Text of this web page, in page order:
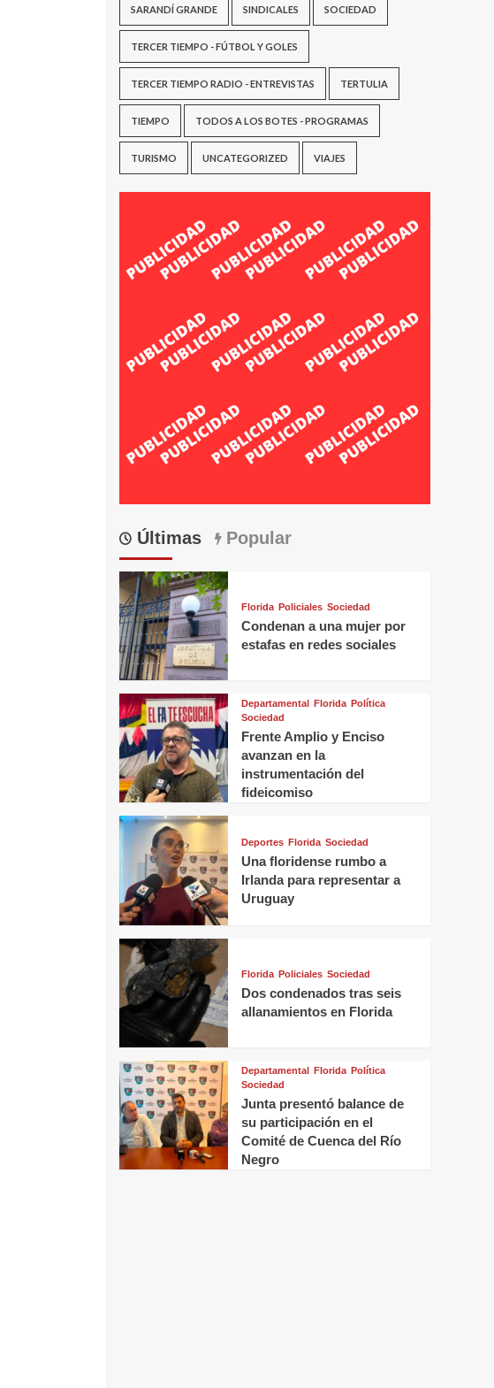
SARANDÍ GRANDE SINDICALES SOCIEDAD
TERCER TIEMPO - FÚTBOL Y GOLES
TERCER TIEMPO RADIO - ENTREVISTAS TERTULIA
TIEMPO TODOS A LOS BOTES - PROGRAMAS
TURISMO UNCATEGORIZED VIAJES
Últimas Popular
Florida Policiales Sociedad
Condenan a una mujer por
estafas en redes sociales
Departamental Florida Política
Sociedad
Frente Amplio y Enciso
avanzan en la
instrumentación del
fideicomiso
Deportes Florida Sociedad
Una floridense rumbo a
Irlanda para representar a
Uruguay
Florida Policiales Sociedad
Dos condenados tras seis
allanamientos en Florida
Departamental Florida Política
Sociedad
Junta presentó balance de
su participación en el
Comité de Cuenca del Río
Negro